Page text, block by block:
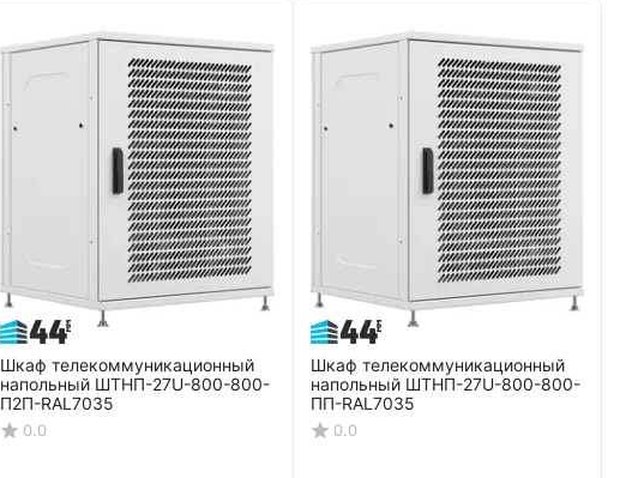
Шкаф телекоммуникационный
напольный ШТНП-27U-800-800-
П2П-RAL7035
0.0
Шкаф телекоммуникационный
напольный ШТНП-27U-800-800-
ПП-RAL7035
0.0